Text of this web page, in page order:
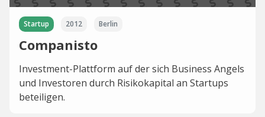
Startup 2012 Berlin
Companisto
Investment-Plattform auf der sich Business Angels
und Investoren durch Risikokapital an Startups
beteiligen.